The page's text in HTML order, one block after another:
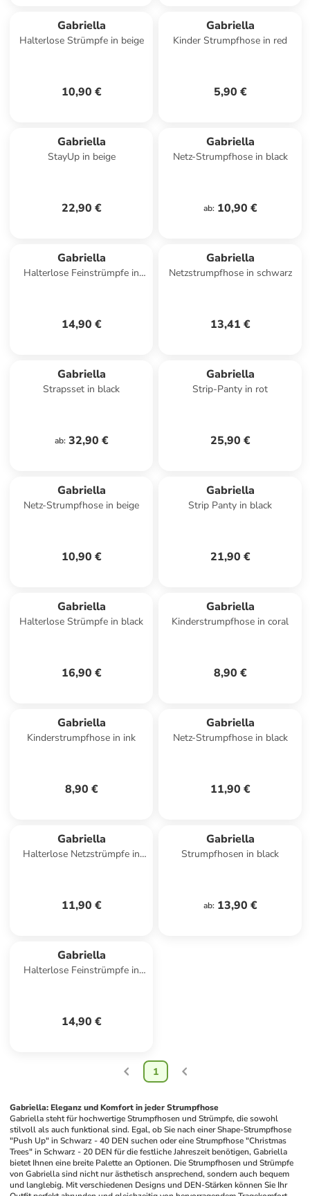
Gabriella
Halterlose Strümpfe in beige
10,90 €
Gabriella
Kinder Strumpfhose in red
5,90 €
Gabriella
StayUp in beige
22,90 €
Gabriella
Netz-Strumpfhose in black
ab: 10,90 €
Gabriella
Halterlose Feinstrümpfe in
14,90 €
Gabriella
Netzstrumpfhose in schwarz
13,41 €
Gabriella
Strapsset in black
ab: 32,90 €
Gabriella
Strip-Panty in rot
25,90 €
Gabriella
Netz-Strumpfhose in beige
10,90 €
Gabriella
Strip Panty in black
21,90 €
Gabriella
Halterlose Strümpfe in black
16,90 €
Gabriella
Kinderstrumpfhose in coral
8,90 €
Gabriella
Kinderstrumpfhose in ink
8,90 €
Gabriella
Netz-Strumpfhose in black
11,90 €
Gabriella
Halterlose Netzstrümpfe in
11,90 €
Gabriella
Strumpfhosen in black
ab: 13,90 €
Gabriella
Halterlose Feinstrümpfe in
14,90 €
1
Gabriella: Eleganz und Komfort in jeder Strumpfhose
Gabriella steht für hochwertige Strumpfhosen und Strümpfe, die sowohl
stilvoll als auch funktional sind. Egal, ob Sie nach einer Shape-Strumpfhose
"Push Up" in Schwarz - 40 DEN suchen oder eine Strumpfhose "Christmas
Trees" in Schwarz - 20 DEN für die festliche Jahreszeit benötigen, Gabriella
bietet Ihnen eine breite Palette an Optionen. Die Strumpfhosen und Strümpfe
von Gabriella sind nicht nur ästhetisch ansprechend, sondern auch bequem
und langlebig. Mit verschiedenen Designs und DEN-Stärken können Sie Ihr